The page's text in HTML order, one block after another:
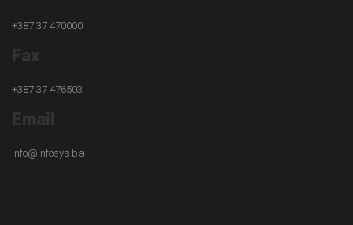
+387 37 470000
Fax
+387 37 476503
Email
info@infosys.ba